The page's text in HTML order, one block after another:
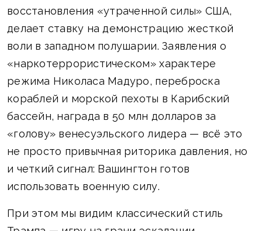
восстановления «утраченной силы» США,
делает ставку на демонстрацию жесткой
воли в западном полушарии. Заявления о
«наркотеррористическом» характере
режима Николаса Мадуро, переброска
кораблей и морской пехоты в Карибский
бассейн, награда в 50 млн долларов за
«голову» венесуэльского лидера — всё это
не просто привычная риторика давления, но
и четкий сигнал: Вашингтон готов
использовать военную силу.
При этом мы видим классический стиль